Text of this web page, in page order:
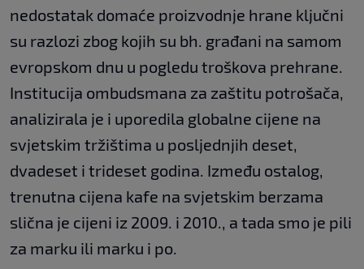
nedostatak domaće proizvodnje hrane ključni
su razlozi zbog kojih su bh. građani na samom
evropskom dnu u pogledu troškova prehrane.
Institucija ombudsmana za zaštitu potrošača,
analizirala je i uporedila globalne cijene na
svjetskim tržištima u posljednjih deset,
dvadeset i trideset godina. Između ostalog,
trenutna cijena kafe na svjetskim berzama
slična je cijeni iz 2009. i 2010., a tada smo je pili
za marku ili marku i po.